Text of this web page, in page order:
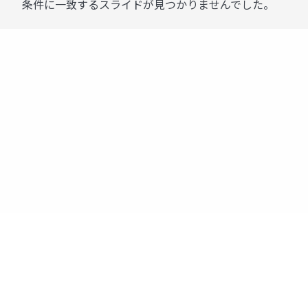
条件に一致するスライドが見つかりませんでした。